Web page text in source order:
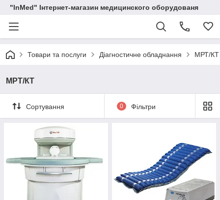
"InMed" Інтернет-магазин медицинского оборудованя
Товари та послуги Діагностичне обладнання МРТ/КТ
МРТ/КТ
Сортування 0 Фільтри